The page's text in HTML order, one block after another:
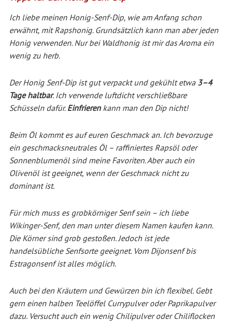
Ich liebe meinen Honig-Senf-Dip, wie am Anfang schon
erwähnt, mit Rapshonig. Grundsätzlich kann man aber jeden
Honig verwenden. Nur bei Waldhonig ist mir das Aroma ein
wenig zu herb.
Der Honig Senf-Dip ist gut verpackt und gekühlt etwa 3–4
Tage haltbar. Ich verwende luftdicht verschließbare
Schüsseln dafür. Einfrierenkann man den Dip nicht!
Beim Öl kommt es auf euren Geschmack an. Ich bevorzuge
ein geschmacksneutrales Öl – raffiniertes Rapsöl oder
Sonnenblumenöl sind meine Favoriten. Aber auch ein
Olivenöl ist geeignet, wenn der Geschmack nicht zu
dominant ist.
Für mich muss es grobkörniger Senf sein – ich liebe
Wikinger-Senf, den man unter diesem Namen kaufen kann.
Die Körner sind grob gestoßen. Jedoch ist jede
handelsübliche Senfsorte geeignet. Vom Dijonsenf bis
Estragonsenf ist alles möglich.
Auch bei den Kräutern und Gewürzen bin ich flexibel. Gebt
gern einen halben Teelöffel Currypulver oder Paprikapulver
dazu. Versucht auch ein wenig Chilipulver oder Chiliflocken